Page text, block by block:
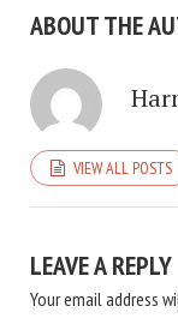
ABOUT THE
VIEW ALL POSTS
LEAVE A REPLY
Your email address